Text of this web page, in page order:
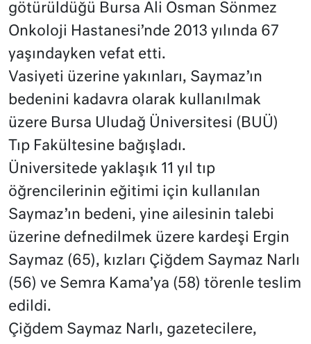
götürüldüğü Bursa Ali Osman Sönmez
Onkoloji Hastanesi’nde 2013 yılında 67
yaşındayken vefat etti.
Vasiyeti üzerine yakınları, Saymaz’ın
bedenini kadavra olarak kullanılmak
üzere Bursa Uludağ Üniversitesi (BUÜ)
Tıp Fakültesine bağışladı.
Üniversitede yaklaşık 11 yıl tıp
öğrencilerinin eğitimi için kullanılan
Saymaz’ın bedeni, yine ailesinin talebi
üzerine defnedilmek üzere kardeşi Ergin
Saymaz (65), kızları Çiğdem Saymaz Narlı
(56) ve Semra Kama’ya (58) törenle teslim
edildi.
Çiğdem Saymaz Narlı, gazetecilere,